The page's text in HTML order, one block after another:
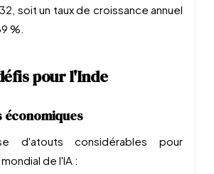
soit un taux de croissance annuel
%.
pour l'Inde
économiques
d'atouts considérables pour
de l'IA :